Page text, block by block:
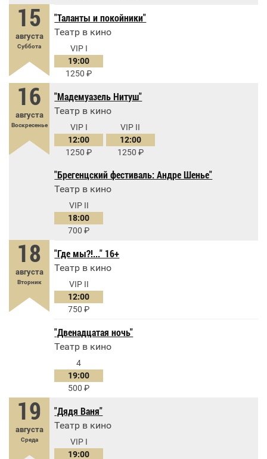
15
августа
Суббота
"Таланты и покойники"
Театр в кино
VIP I
19:00
1250
16
августа
Воскресенье
"Мадемуазель Нитуш"
Театр в кино
VIP I
12:00
1250
VIP II
12:00
1250
"Брегенцский фестиваль: Андре Шенье"
Театр в кино
VIP II
18:00
700
18
августа
Вторник
"Где мы?!..." 16+
Театр в кино
VIP II
12:00
750
"Двенадцатая ночь"
Театр в кино
4
19:00
500
19
августа
Среда
"Дядя Ваня"
Театр в кино
VIP I
19:00